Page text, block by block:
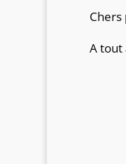
A tout